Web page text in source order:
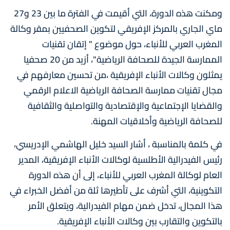
ومكنت هذه الدورة، التي أقيمت في الفترة ما بين 23 و27
ماي الجاري بالمركز الإفريقي لتكوين الصحفيين بمقر وكالة
المغرب العربي للأنباء، حول موضوع " إتقان تقنيات
الممارسة الجيدة للصحافة الرياضية"، أزيد من 20 صحفيا
يمثلون وكالات الأنباء الإفريقية ،من تحسين معارفهم في
مجال تقنيات ممارسة الصحافة الرياضية الاعلام الرقمي
والقضايا الإجتماعية والإقتصادية والتواصلية والثقافية
للصحافة الرياضية وأخلاقيات المهنة.
في كلمة بالمناسبة ، أشار السيد خليل الهاشمي الإدريسي،
رئيس الفيدرالية الأطلسية لوكالات الأنباء الإفريقية، المدير
العام لوكالة المغرب العربي للأنباء، إلى أن هذه الدورة
التكوينية، التي أشرف على تأطيرها ثلة من أفضل الخبراء في
هذا المجال، تدخل ضمن مهام الفيدرالية، ويتعلق الأمر
بالتكوين والتقارب بين وكالات الأنباء الإفريقية.